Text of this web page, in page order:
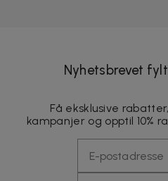
Nyhetsbrevet
Få eksklusive
kampanjer og opptil 10%